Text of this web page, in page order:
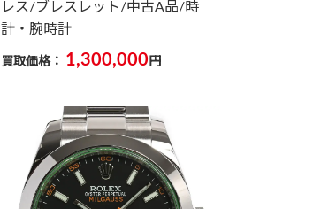
レス/ブレスレット/中古A品/時
計・腕時計
買取価格： 1,300,000 円